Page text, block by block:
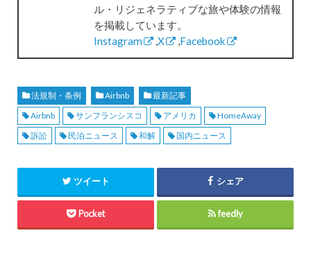
ル・リジェネラティブな旅や体験の情報
を掲載しています。
Instagram
,X ,Facebook
法規制・条例 Airbnb
最新記事
Airbnb
サンフランシスコ アメリカ
HomeAway
訴訟
民泊ニュース 和解 国内ニュース
ツイート シェア
Pocket feedly